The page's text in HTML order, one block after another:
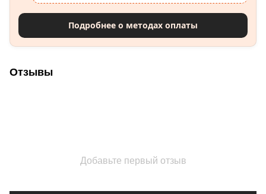
Подробнее о методах оплаты
Отзывы
Добавьте первый отзыв